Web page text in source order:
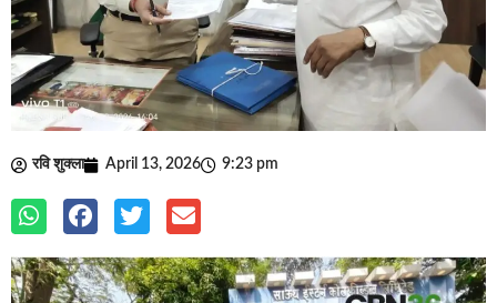
रवि शुक्ला April 13, 2026 9:23 pm